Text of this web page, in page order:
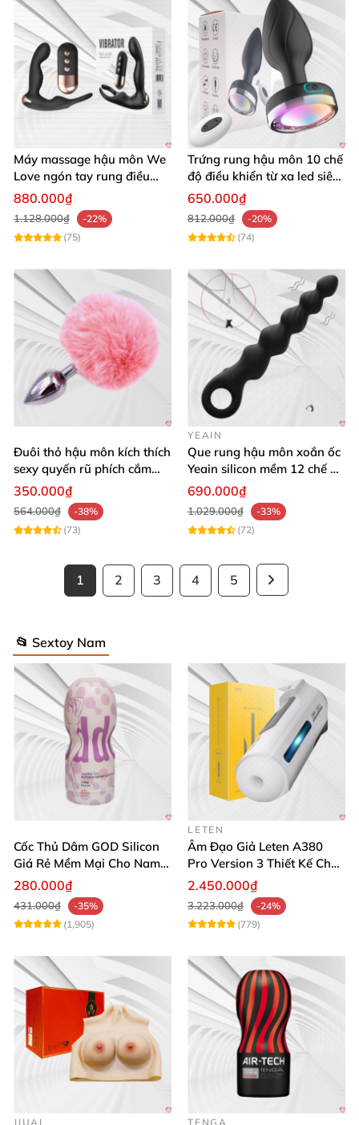
Máy massage hậu môn We
Love ngón tay rung điều
khiển từ xa thoải mái cực
880.000₫
1.128.000₫
-22%
(75)
Trứng rung hậu môn 10 chế
độ điều khiển từ xa led siêu
sướng
650.000₫
812.000₫
-20%
(74)
Đuôi thỏ hậu môn kích thích
sexy quyến rũ phích cắm
kích thích
350.000₫
564.000₫
-38%
(73)
YEAIN
Que rung hậu môn xoắn ốc
Yeain silicon mềm 12 chế độ
rung đa dạng
690.000₫
1.029.000₫
-33%
(72)
1 2 3 4 5
📂 Sextoy Nam
Cốc Thủ Dâm GOD Silicon
Giá Rẻ Mềm Mại Cho Nam
Giới
280.000₫
431.000₫
-35%
(1,905)
LETEN
Âm Đạo Giả Leten A380
Pro Version 3 Thiết Kế Chân
Thực
2.450.000₫
3.223.000₫
-24%
(779)
JIUAI TENGA